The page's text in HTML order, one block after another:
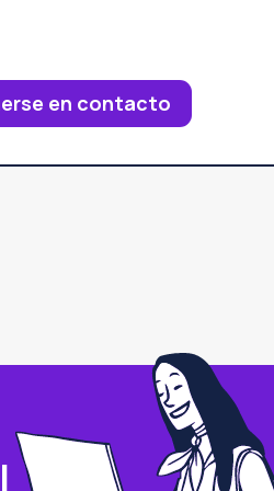
en contacto